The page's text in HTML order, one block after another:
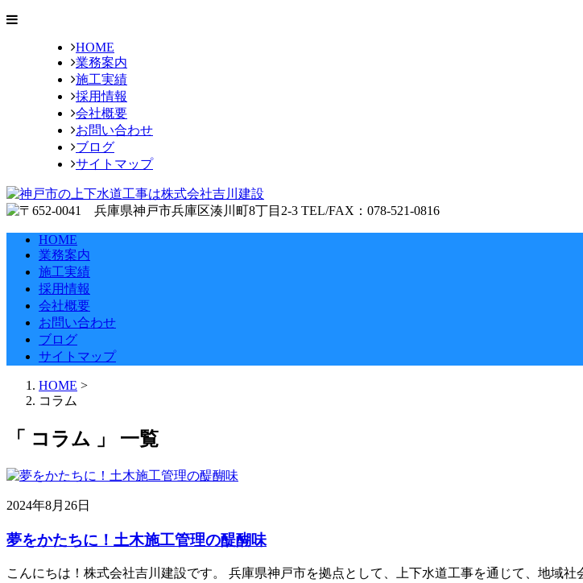
HOME
業務案内
施工実績
採用情報
会社概要
お問い合わせ
ブログ
サイトマップ
HOME
業務案内
施工実績
採用情報
会社概要
お問い合わせ
ブログ
サイトマップ
HOME >
コラム
「 コラム 」 一覧
2024年8月26日
夢をかたちに！土木施工管理の醍醐味
こんにちは！株式会社吉川建設です。 兵庫県神戸市を拠点として、上下水道工事を通じて、地域